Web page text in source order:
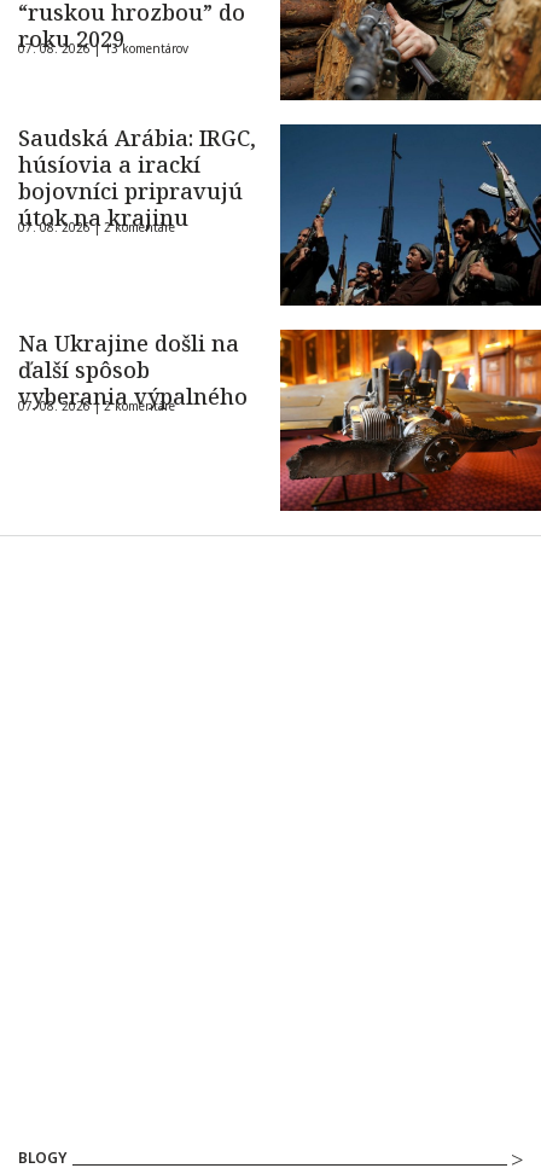
“ruskou hrozbou” do
roku 2029
07. 08. 2026 |13 komentárov
Saudská Arábia: IRGC,
húsíovia a irackí
bojovníci pripravujú
útok na krajinu
07. 08. 2026 |2 komentáre
Na Ukrajine došli na
ďalší spôsob
vyberania výpalného
07. 08. 2026 |2 komentáre
BLOGY